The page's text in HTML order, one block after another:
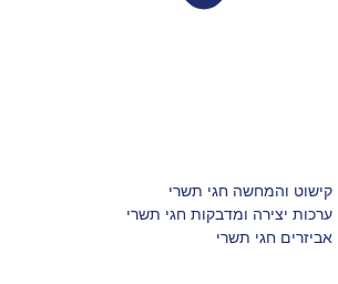
קישוט והמחשה חגי תשרי
ערכות יצירה ומדבקות חגי תשרי
אביזרים חגי תשרי